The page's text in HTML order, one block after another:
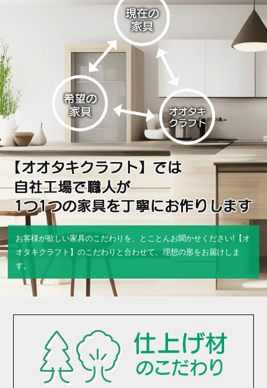
お客様が欲しい家具のこだわりを、とことんお聞かせください! 【オ
オタキクラフト】のこだわりと合わせて、理想の形をお届けしま
す。